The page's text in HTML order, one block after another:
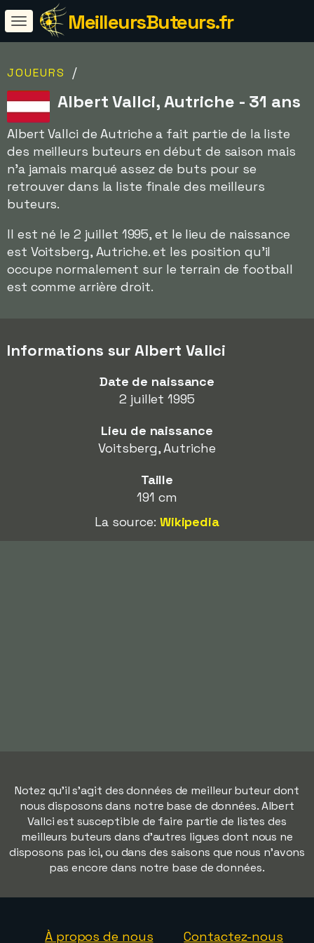
MeilleursButeurs.fr
JOUEURS /
Albert Vallci, Autriche - 31 ans
Albert Vallci de Autriche a fait partie de la liste
des meilleurs buteurs en début de saison mais
n'a jamais marqué assez de buts pour se
retrouver dans la liste finale des meilleurs
buteurs.
Il est né le 2 juillet 1995, et le lieu de naissance
est Voitsberg, Autriche. et les position qu'il
occupe normalement sur le terrain de football
est comme arrière droit.
Informations sur Albert Vallci
Date de naissance
2 juillet 1995
Lieu de naissance
Voitsberg, Autriche
Taille
191 cm
La source: Wikipedia
Notez qu'il s'agit des données de meilleur buteur dont
nous disposons dans notre base de données. Albert
Vallci est susceptible de faire partie de listes des
meilleurs buteurs dans d'autres ligues dont nous ne
disposons pas ici, ou dans des saisons que nous n'avons
pas encore dans notre base de données.
À propos de nous Contactez-nous